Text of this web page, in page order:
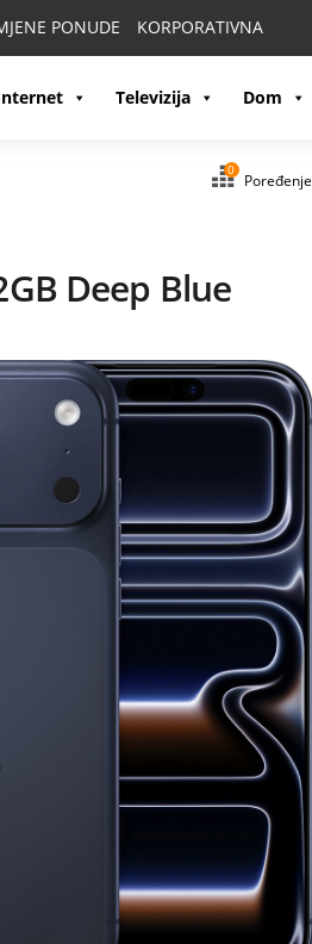
PONUDE KORPORATIVNA
Televizija Dom
0
Poređenje
Deep Blue